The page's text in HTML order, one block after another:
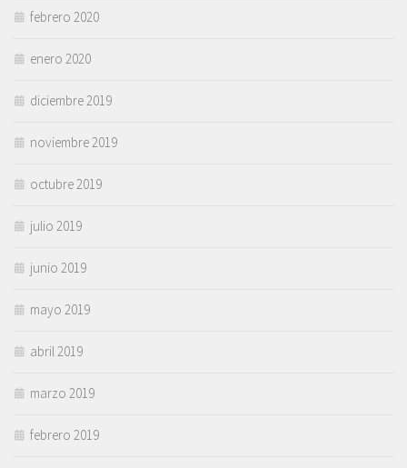
febrero 2020
enero 2020
diciembre 2019
noviembre 2019
octubre 2019
julio 2019
junio 2019
mayo 2019
abril 2019
marzo 2019
febrero 2019